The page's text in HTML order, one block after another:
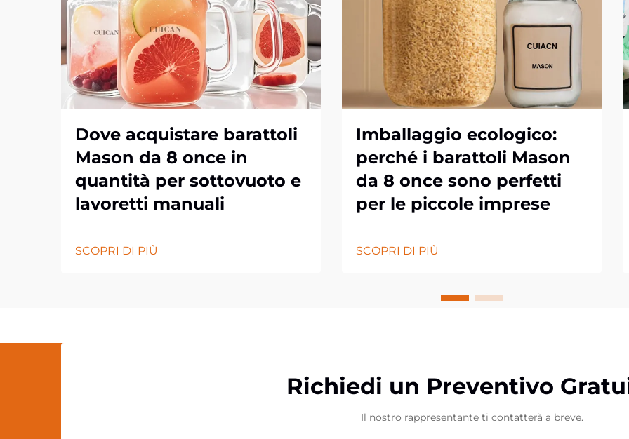
Dove acquistare barattoli
Mason da 8 once in
quantità per sottovuoto e
lavoretti manuali
SCOPRI DI PIÙ
Imballaggio ecologico:
perché i barattoli Mason
da 8 once sono perfetti
per le piccole imprese
SCOPRI DI PIÙ
Richiedi un Preventivo
Il nostro rappresentante ti contatterà a breve.